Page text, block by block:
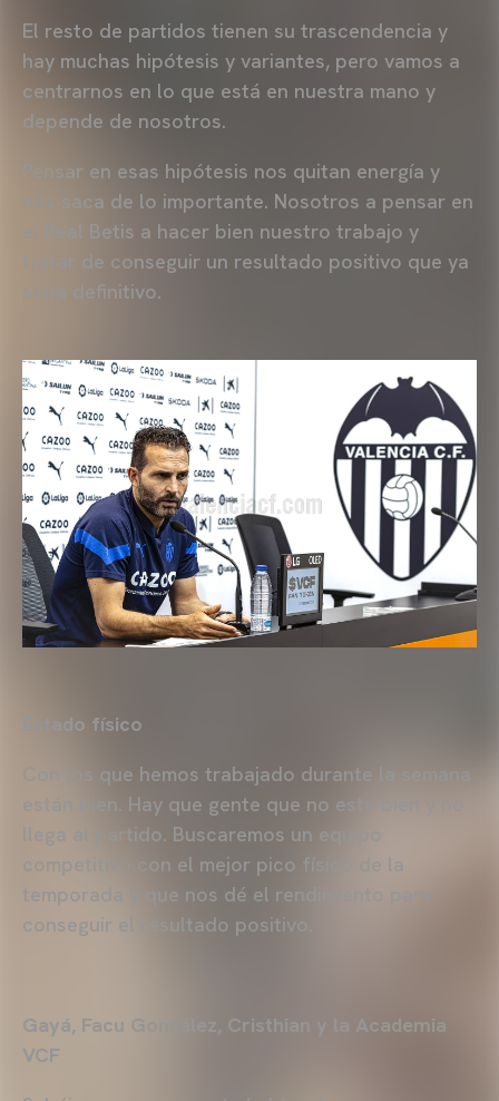
El resto de partidos tienen su trascendencia y
hay muchas hipótesis y variantes, pero vamos a
centrarnos en lo que está en nuestra mano y
depende de nosotros.
Pensar en esas hipótesis nos quitan energía y
nos saca de lo importante. Nosotros a pensar en
el Real Betis a hacer bien nuestro trabajo y
tratar de conseguir un resultado positivo que ya
sería definitivo.
Estado físico
Con los que hemos trabajado durante la semana
están bien. Hay que gente que no está bien y no
llega al partido. Buscaremos un equipo
competitivo con el mejor pico físico de la
temporada y que nos dé el rendimiento para
conseguir el resultado positivo.
Gayá, Facu González, Cristhian y la Academia
VCF